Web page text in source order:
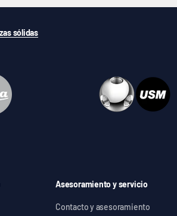
sólidas
Asesoramiento y servicio
Contacto y asesoramiento